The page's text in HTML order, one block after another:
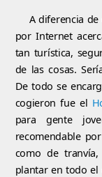
A diferencia
por Internet
tan turística,
de las cosas.
De todo se
cogieron fue el
para gente
recomendable
como de
plantar en todo el